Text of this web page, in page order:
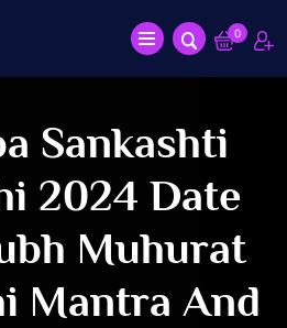
0
Sankashti
2024 Date
Muhurat
Mantra And